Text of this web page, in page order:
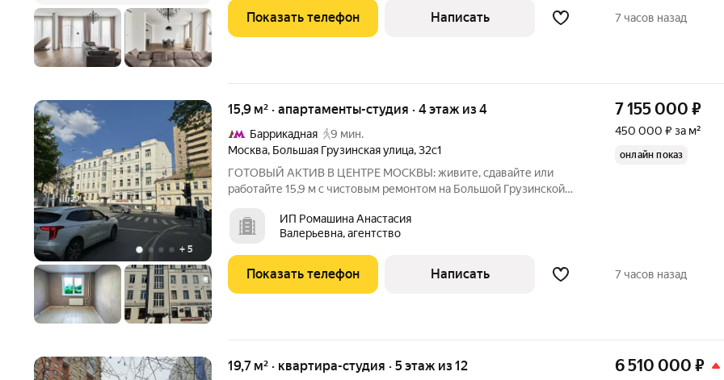
Показать телефон Написать 7 часов назад
+ 5
15,9 м² · апартаменты-студия · 4 этаж из 4
Баррикадная
9 мин.
Москва, Большая Грузинская улица,32с1
ГОТОВЫЙ АКТИВ В ЦЕНТРЕ МОСКВЫ: живите, сдавайте или
работайте 15,9 м с чистовым ремонтом на Большой Грузинской
минутах от Белорусской. Никаких пробок, никакого ремонта
просто въезжайте и
ИП Ромашина Анастасия
Валерьевна, агентство
7 155 000 ₽
450 000 ₽ за м²
онлайн показ
Показать телефон Написать 7 часов назад
19,7 м² · квартира-студия · 5 этаж из 12 6 510 000 ₽